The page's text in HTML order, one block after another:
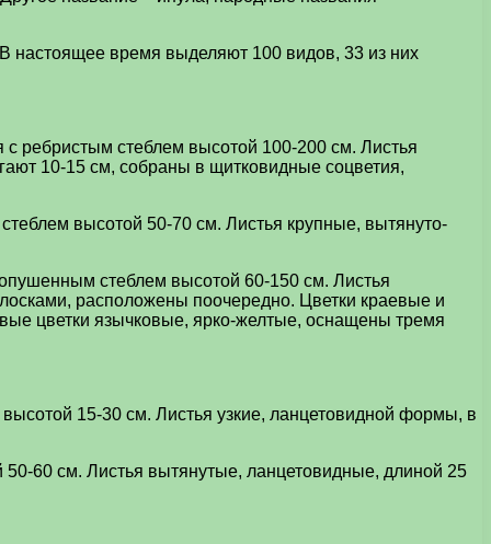
настоящее время выделяют 100 видов, 33 из них
ребристым стеблем высотой 100-200 см. Листья
10-15 см, собраны в щитковидные соцветия,
высотой 50-70 см. Листья крупные, вытянуто-
стеблем высотой 60-150 см. Листья
расположены поочередно. Цветки краевые и
цветки язычковые, ярко-желтые, оснащены тремя
15-30 см. Листья узкие, ланцетовидной формы, в
60 см. Листья вытянутые, ланцетовидные, длиной 25